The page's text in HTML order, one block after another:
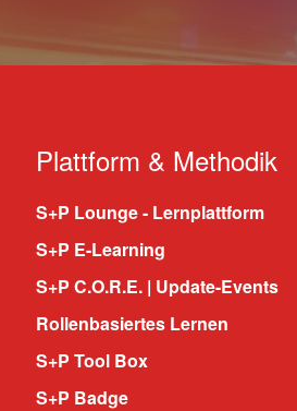
Plattform & Methodik
S+P Lounge - Lernplattform
S+P E-Learning
S+P C.O.R.E. | Update-Events
Rollenbasiertes Lernen
S+P Tool Box
S+P Badge